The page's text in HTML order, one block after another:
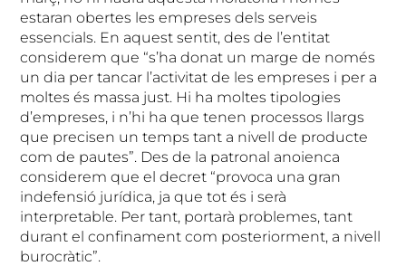
estaran obertes les empreses dels serveis
essencials. En aquest sentit, des de l’entitat
considerem que “s’ha donat un marge de només
un dia per tancar l’activitat de les empreses i per a
moltes és massa just. Hi ha moltes tipologies
d’empreses, i n’hi ha que tenen processos llargs
que precisen un temps tant a nivell de producte
com de pautes”. Des de la patronal anoienca
considerem que el decret “provoca una gran
indefensió jurídica, ja que tot és i serà
interpretable. Per tant, portarà problemes, tant
durant el confinament com posteriorment, a nivell
burocràtic”.